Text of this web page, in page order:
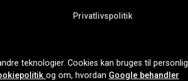
Privatlivspolitik
Cookies
teknologier. Cookies kan bruges til personlig
og om, hvordan Google behandler